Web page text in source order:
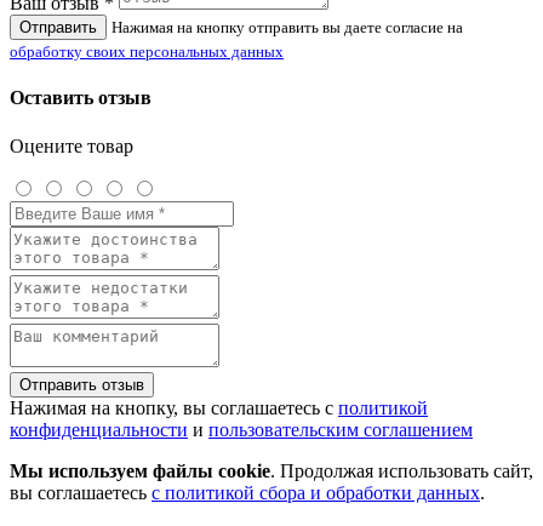
Отправить
Нажимая на кнопку отправить вы даете согласие на
обработку своих персональных данных
Оставить отзыв
Оцените товар
Отправить отзыв
Нажимая на кнопку, вы соглашаетесь с политикой
конфиденциальности и пользовательским соглашением
Мы используем файлы cookie. Продолжая использовать сайт,
вы соглашаетесь с политикой сбора и обработки данных.